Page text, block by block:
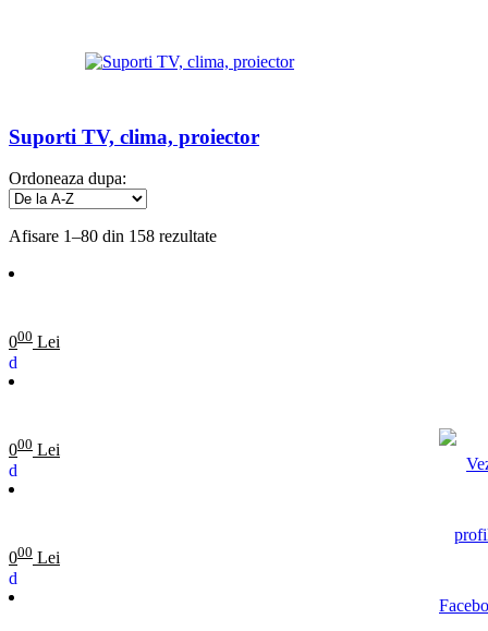
Suporti TV, clima, proiector
Ordoneaza dupa:
Afisare 1–80 din 158 rezultate
000 Lei
000 Lei
000 Lei